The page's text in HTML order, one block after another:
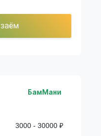
БамМани
3000 - 30000 ₽